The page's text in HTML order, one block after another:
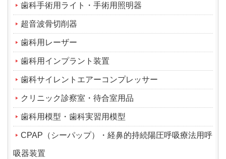
歯科手術用ライト・手術用照明器
超音波骨切削器
歯科用レーザー
歯科用インプラント装置
歯科サイレントエアーコンプレッサー
クリニック診察室・待合室用品
歯科用模型・歯科実習用模型
CPAP（シーパップ）・経鼻的持続陽圧呼吸療法用呼
吸器装置